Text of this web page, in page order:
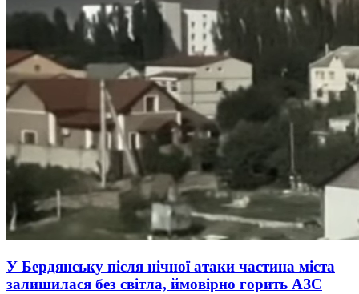
У Бердянську після нічної атаки частина міста
залишилася без світла, ймовірно горить АЗС